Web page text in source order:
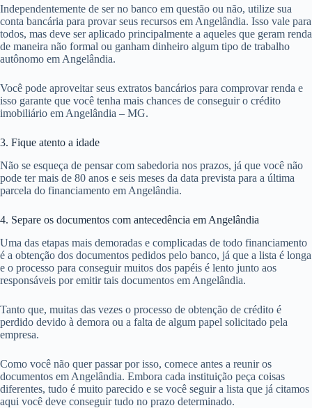
Independentemente de ser no banco em questão ou não, utilize sua
conta bancária para provar seus recursos em Angelândia. Isso vale para
todos, mas deve ser aplicado principalmente a aqueles que geram renda
de maneira não formal ou ganham dinheiro algum tipo de trabalho
autônomo em Angelândia.
Você pode aproveitar seus extratos bancários para comprovar renda e
isso garante que você tenha mais chances de conseguir o crédito
imobiliário em Angelândia – MG.
3. Fique atento a idade
Não se esqueça de pensar com sabedoria nos prazos, já que você não
pode ter mais de 80 anos e seis meses da data prevista para a última
parcela do financiamento em Angelândia.
4. Separe os documentos com antecedência em Angelândia
Uma das etapas mais demoradas e complicadas de todo financiamento
é a obtenção dos documentos pedidos pelo banco, já que a lista é longa
e o processo para conseguir muitos dos papéis é lento junto aos
responsáveis por emitir tais documentos em Angelândia.
Tanto que, muitas das vezes o processo de obtenção de crédito é
perdido devido à demora ou a falta de algum papel solicitado pela
empresa.
Como você não quer passar por isso, comece antes a reunir os
documentos em Angelândia. Embora cada instituição peça coisas
diferentes, tudo é muito parecido e se você seguir a lista que já citamos
aqui você deve conseguir tudo no prazo determinado.